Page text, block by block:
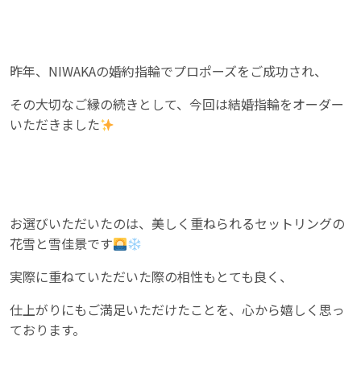
昨年、NIWAKAの婚約指輪でプロポーズをご成功され、
その大切なご縁の続きとして、今回は結婚指輪をオーダー
いただきました
お選びいただいたのは、美しく重ねられるセットリングの
花雪と雪佳景です
実際に重ねていただいた際の相性もとても良く、
仕上がりにもご満足いただけたことを、心から嬉しく思っ
ております。